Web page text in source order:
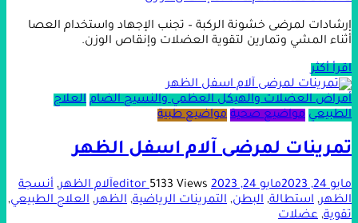
إرشادات لمرضى خشونة الركبة – تجنب الإجهاد واستخدام العصا
أثناء المشي وتمارين لتقوية العضلات وإنقاص الوزن.
اقرأ أكثر
أمراض العضلات والهيكل العظمي والنسيج الضام العلاج
الطبيعي مواضيع صحية مواضيع طبية
تمرينات لمرضى آلام اسفل الظهر
مايو 24, 2023 مايو 24, 2023 editor5133 Views آلام الظهر, أنسجة
الظهر, استطالة, البطن, التمرينات الرياضية, الظهر, العلاج الطبيعي,
تقوية, عضلات